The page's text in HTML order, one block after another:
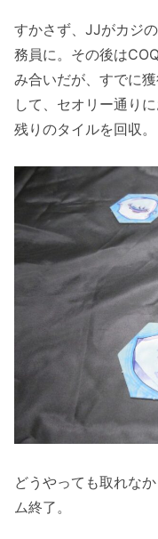
すかさず、JJがカジ
務員に。その後は
み合いだが、すでに
して、セオリー通り
残りのタイルを回収。
どうやっても取れな
ム終了。